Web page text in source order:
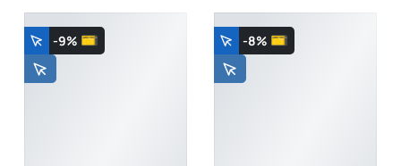
-9% -8%